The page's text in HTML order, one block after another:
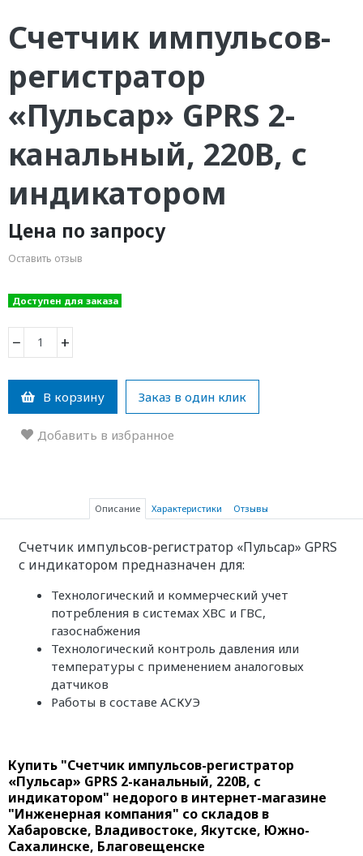
Счетчик импульсов-
регистратор
«Пульсар» GPRS 2-
канальный, 220В, с
индикатором
Цена по запросу
Оставить отзыв
Доступен для заказа
− +
В корзину Заказ в один клик
Добавить в избранное
Описание Характеристики Отзывы
Счетчик импульсов-регистратор «Пульсар» GPRS
с индикатором предназначен для:
Технологический и коммерческий учет
потребления в системах ХВС и ГВС,
газоснабжения
Технологический контроль давления или
температуры с применением аналоговых
датчиков
Работы в составе АСКУЭ
Купить "Счетчик импульсов-регистратор
«Пульсар» GPRS 2-канальный, 220В, с
индикатором" недорого в интернет-магазине
"Инженерная компания" со складов в
Хабаровске, Владивостоке, Якутске, Южно-
Сахалинске, Благовещенске